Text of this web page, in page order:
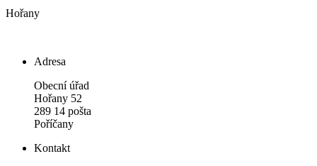
Hořany
Adresa
Obecní úřad
Hořany 52
289 14 pošta
Poříčany
Kontakt